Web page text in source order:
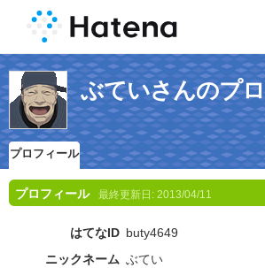
ぶていさんのプ
プロフィール
プロフィール 最終更新日: 2013/04/11
はてなID buty4649
ニックネーム ぶてい